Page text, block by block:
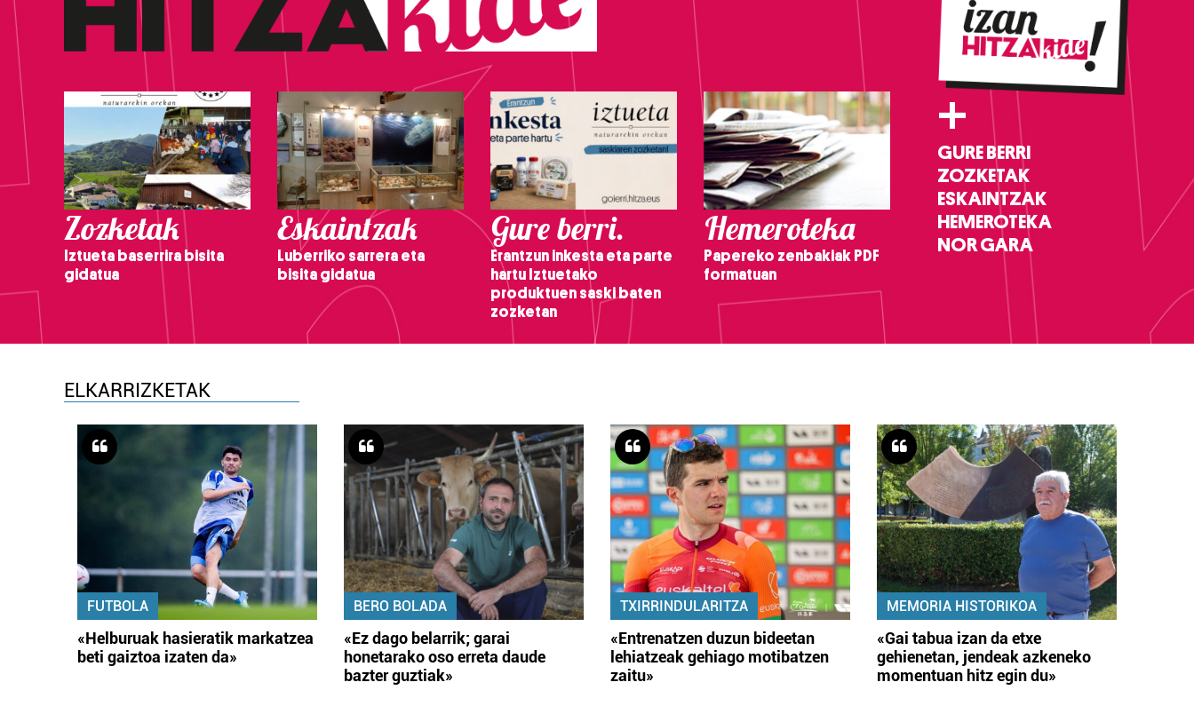
Zozketak
Iztueta baserrira bisita
gidatua
Eskaintzak
Luberriko sarrera eta
bisita gidatua
Gure berri.
Erantzun inkesta eta parte
hartu Iztuetako
produktuen saski baten
zozketan
Hemeroteka
Papereko zenbakiak PDF
formatuan
+
GURE BERRI
ZOZKETAK
ESKAINTZAK
HEMEROTEKA
NOR GARA
ELKARRIZKETAK
FUTBOLA
«Helburuak hasieratik markatzea
beti gaiztoa izaten da»
BERO BOLADA
«Ez dago belarrik; garai
honetarako oso erreta daude
bazter guztiak»
TXIRRINDULARITZA
«Entrenatzen duzun bideetan
lehiatzeak gehiago motibatzen
zaitu»
MEMORIA HISTORIKOA
«Gai tabua izan da etxe
gehienetan, jendeak azkeneko
momentuan hitz egin du»